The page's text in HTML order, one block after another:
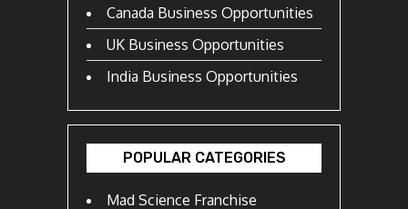
Canada Business Opportunities
UK Business Opportunities
India Business Opportunities
POPULAR CATEGORIES
Mad Science Franchise